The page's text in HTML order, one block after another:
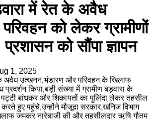
में रेत के अवैध
को लेकर ग्रामीणों
को सौंपा ज्ञापन
1, 2025
अवैध उत्खनन,भंडारण और परिवहन के खिलाफ
प्रदर्शन किया,बड़ी संख्या में ग्रामीण बड़वारा के
पट्टी बांधकर और शिकायतों का पुलिंदा लेकर तहसील
करते हुए पहुंचे,उन्होंने मौजूदा सरकार,खनिज विभाग
जमकर नारेबाजी की और तहसीलदार ऋषि गौतम